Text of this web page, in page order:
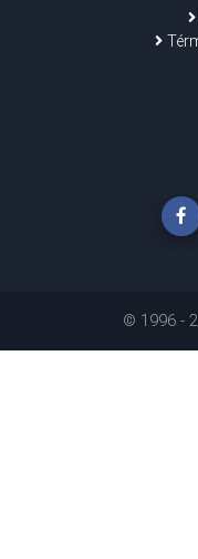
© 1996 -